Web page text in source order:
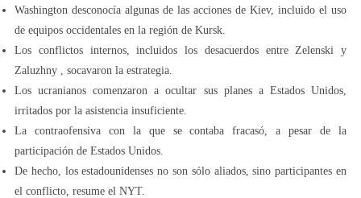
Washington desconocía algunas de las acciones de Kiev, incluido el uso
de equipos occidentales en la región de Kursk.
Los conflictos internos, incluidos los desacuerdos entre Zelenski y
Zaluzhny , socavaron la estrategia.
Los ucranianos comenzaron a ocultar sus planes a Estados Unidos,
irritados por la asistencia insuficiente.
La contraofensiva con la que se contaba fracasó, a pesar de la
participación de Estados Unidos.
De hecho, los estadounidenses no son sólo aliados, sino participantes en
el conflicto, resume el NYT.